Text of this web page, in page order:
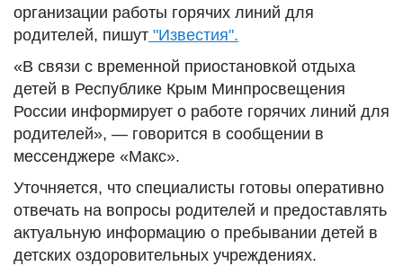
организации работы горячих линий для
родителей, пишут "Известия".
«В связи с временной приостановкой отдыха
детей в Республике Крым Минпросвещения
России информирует о работе горячих линий для
родителей», — говорится в сообщении в
мессенджере «Макс».
Уточняется, что специалисты готовы оперативно
отвечать на вопросы родителей и предоставлять
актуальную информацию о пребывании детей в
детских оздоровительных учреждениях.